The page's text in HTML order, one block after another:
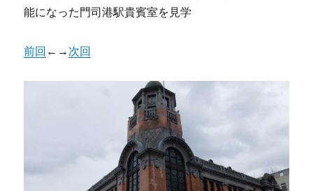
能になった門司港駅貴賓室を見学
前回 ←→ 次回